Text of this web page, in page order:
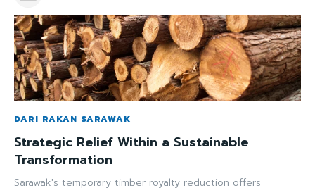
DARI RAKAN SARAWAK
Strategic Relief Within a Sustainable
Transformation
Sarawak's temporary timber royalty reduction offers